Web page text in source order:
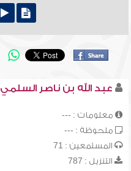
عبد الله بن ناصر السلمي
معلومات : ---
ملحوظة : ---
المستمعين : 71
التنزيل : 787